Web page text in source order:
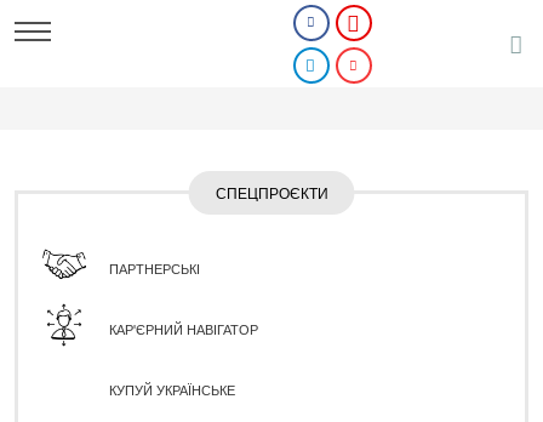
СПЕЦПРОЄКТИ
ПАРТНЕРСЬКІ
КАР'ЄРНИЙ НАВІГАТОР
КУПУЙ УКРАЇНСЬКЕ